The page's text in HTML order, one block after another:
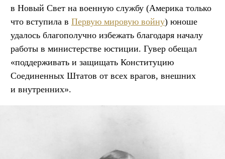
в Новый Свет на военную службу (Америка только
что вступила в Первую мировую войну) юноше
удалось благополучно избежать благодаря началу
работы в министерстве юстиции. Гувер обещал
«поддерживать и защищать Конституцию
Соединенных Штатов от всех врагов, внешних
и внутренних».